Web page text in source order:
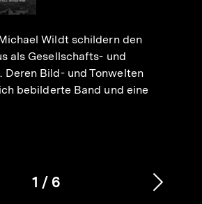
Wildt schildern den
als Gesellschafts- und
Deren Bild- und Tonwelten
bebilderte Band und eine
Karussellinhalt
1
von
/ 6